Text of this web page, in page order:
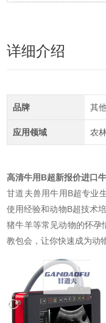
详细介绍
品牌 其
应用领域 农
高清牛用B超新报价进口
甘道夫兽用牛用B超专业
使用经验和动物B超技术
猪牛羊等常见动物的怀孕
教包会，让你快速成为动